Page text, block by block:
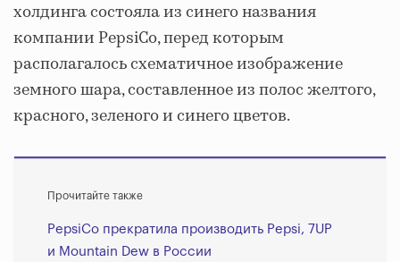
холдинга состояла из синего названия
компании PepsiCo, перед которым
располагалось схематичное изображение
земного шара, составленное из полос желтого,
красного, зеленого и синего цветов.
Прочитайте также
PepsiCo прекратила производить Pepsi, 7UP
и Mountain Dew в России